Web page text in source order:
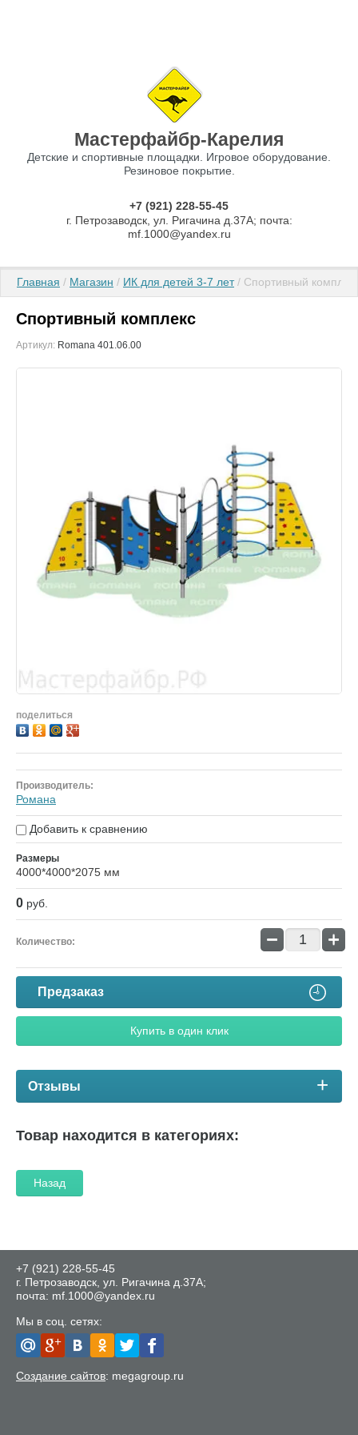
Мастерфайбр-Карелия
Детские и спортивные площадки. Игровое оборудование.
Резиновое покрытие.
+7 (921) 228-55-45
г. Петрозаводск, ул. Ригачина д.37А; почта:
mf.1000@yandex.ru
Главная / Магазин / ИК для детей 3-7 лет / Спортивный
Спортивный комплекс
Артикул: Romana 401.06.00
поделиться
Производитель:
Романа
Добавить к сравнению
Размеры
4000*4000*2075 мм
0 руб.
Количество: − +
Предзаказ
Купить в один клик
Отзывы
Товар находится в категориях:
Назад
+7 (921) 228-55-45
г. Петрозаводск, ул. Ригачина д.37А;
почта: mf.1000@yandex.ru
Мы в соц. сетях:
Создание сайтов: megagroup.ru